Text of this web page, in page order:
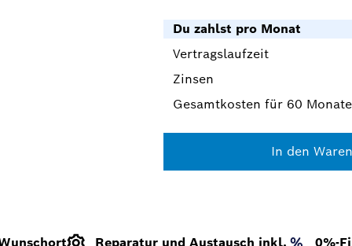
Du zahlst pro Monat
Vertragslaufzeit
Zinsen
Gesamtkosten für 60 Monate
In den
Reparatur und Austausch inkl. 0%-